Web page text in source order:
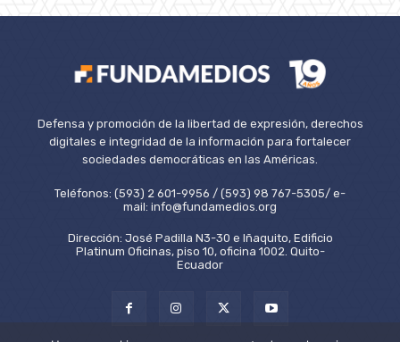
Defensa y promoción de la libertad de expresión, derechos
digitales e integridad de la información para fortalecer
sociedades democráticas en las Américas.
Teléfonos: (593) 2 601-9956 / (593) 98 767-5305/ e-
mail: info@fundamedios.org
Dirección: José Padilla N3-30 e Iñaquito, Edificio
Platinum Oficinas, piso 10, oficina 1002. Quito-
Ecuador